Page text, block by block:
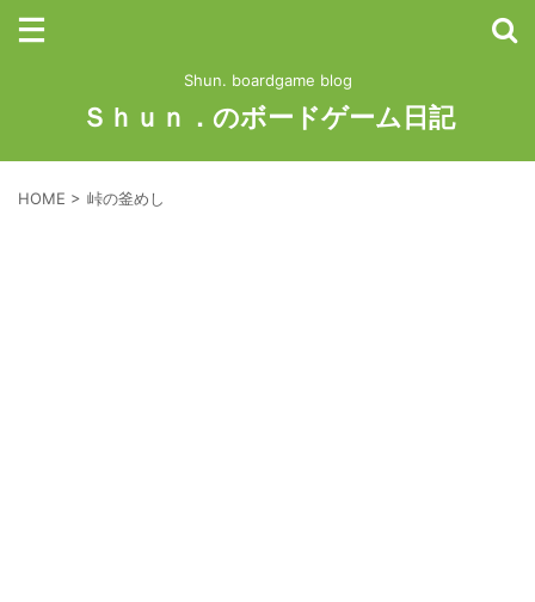
Shun. boardgame blog
Ｓｈｕｎ．のボードゲーム日記
HOME > 峠の釜めし